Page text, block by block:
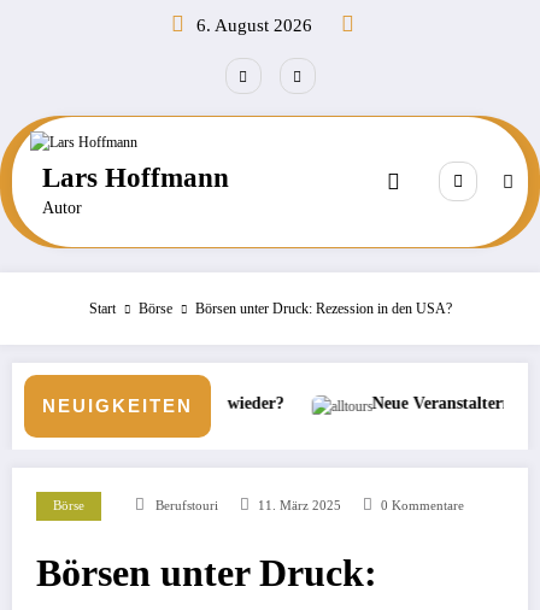
6. August 2026
Lars Hoffmann
Autor
Start Börse Börsen unter Druck: Rezession in den USA?
NEUIGKEITEN
wieder? Neue Veranstaltermarke bei alltours
Börse Berufstouri 11. März 2025 0 Kommentare
Börsen unter Druck: